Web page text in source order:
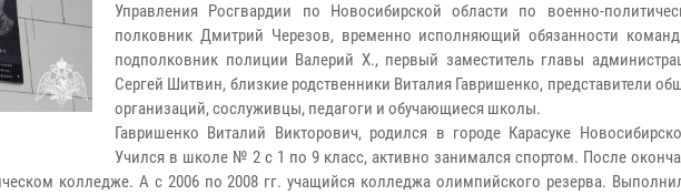
Управления Росгвардии по Новосибирской области по военно-
полковник Дмитрий Черезов, временно исполняющий обязанности
подполковник полиции Валерий Х., первый заместитель главы
Сергей Шитвин, близкие родственники Виталия Гавришенко, представители
организаций, сослуживцы, педагоги и обучающиеся школы.
Гавришенко Виталий Викторович, родился в городе Карасуке
Учился в школе № 2 с 1 по 9 класс, активно занимался спортом. После
колледже. А с 2006 по 2008 гг. учащийся колледжа олимпийского резерва.